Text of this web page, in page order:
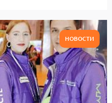
НОВОСТИ